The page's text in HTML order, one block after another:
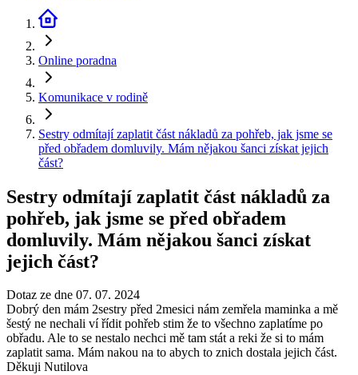
Online poradna
Komunikace v rodině
Sestry odmítají zaplatit část nákladů za pohřeb, jak jsme se
před obřadem domluvily. Mám nějakou šanci získat jejich
část?
Sestry odmítají zaplatit část nákladů za
pohřeb, jak jsme se před obřadem
domluvily. Mám nějakou šanci získat
jejich část?
Dotaz ze dne 07. 07. 2024
Dobrý den mám 2sestry před 2mesici nám zemřela maminka a mě
šestý ne nechali ví řídit pohřeb stim že to všechno zaplatíme po
obřadu. Ale to se nestalo nechci mě tam stát a reki že si to mám
zaplatit sama. Mám nakou na to abych to znich dostala jejich část.
Děkuji Nutilova